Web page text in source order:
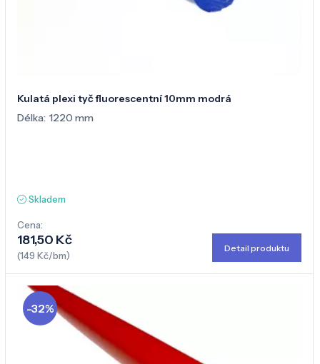
Kulatá plexi tyč fluorescentní 10mm modrá
Délka: 1220 mm
Skladem
Cena:
181,50 Kč
(149 Kč/bm)
Detail produktu
-32%